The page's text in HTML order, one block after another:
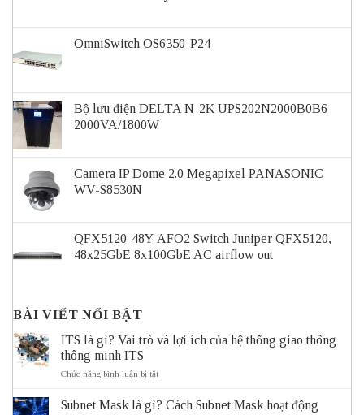
OmniSwitch OS6350-P24
Bộ lưu điện DELTA N-2K UPS202N2000B0B6
2000VA/1800W
Camera IP Dome 2.0 Megapixel PANASONIC
WV-S8530N
QFX5120-48Y-AFO2 Switch Juniper QFX5120,
48x25GbE 8x100GbE AC airflow out
BÀI VIẾT NỔI BẬT
ITS là gì? Vai trò và lợi ích của hệ thống giao thông
thông minh ITS
Chức năng bình luận bị tắtở
gì?
Subnet Mask là gì? Cách Subnet Mask hoạt động